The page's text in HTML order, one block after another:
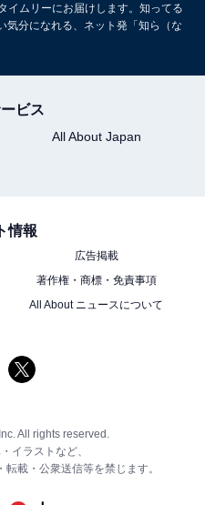
イムリーにお届けします。知ってる
気分になれる、ネット発「知ら（な
ビス
All About Japan
情報
広告掲載
著作権・商標・免責事項
All About ニュースについて
All rights reserved.
イラストなど、
載・公衆送信等を禁じます。